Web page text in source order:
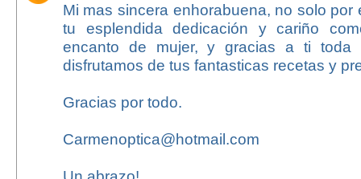
Mi mas sincera enhorabuena, no solo por
tu esplendida dedicación y cariño
encanto de mujer, y gracias a ti toda
disfrutamos de tus fantasticas recetas y
Gracias por todo.
Carmenoptica@hotmail.com